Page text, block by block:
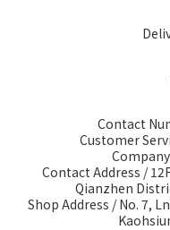
Contact
Customer
Contact Address /
Qianzhen
Shop Address / No. 7,